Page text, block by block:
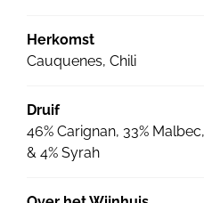
Herkomst
Cauquenes, Chili
Druif
46% Carignan, 33%
& 4% Syrah